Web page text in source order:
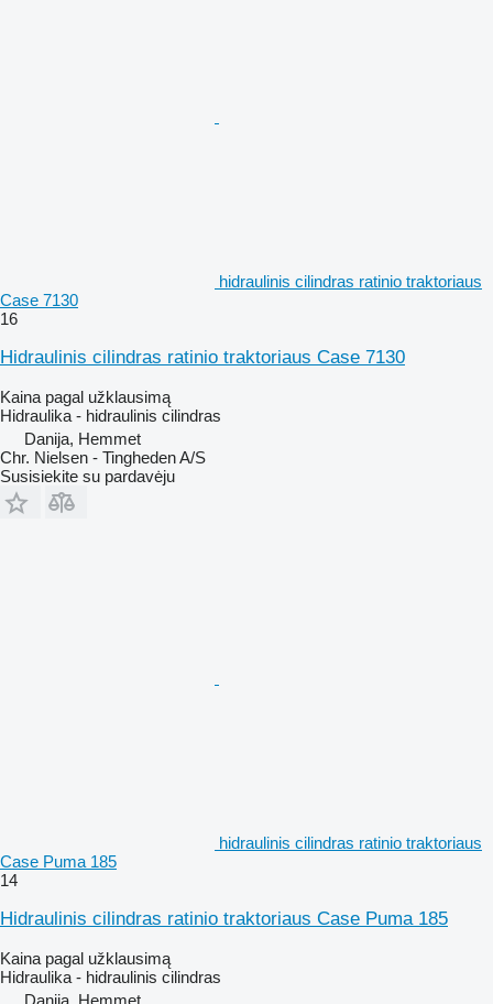
hidraulinis cilindras ratinio traktoriaus
Case 7130
16
Hidraulinis cilindras ratinio traktoriaus Case 7130
Kaina pagal užklausimą
Hidraulika - hidraulinis cilindras
Danija, Hemmet
Chr. Nielsen - Tingheden A/S
Susisiekite su pardavėju
hidraulinis cilindras ratinio traktoriaus
Case Puma 185
14
Hidraulinis cilindras ratinio traktoriaus Case Puma 185
Kaina pagal užklausimą
Hidraulika - hidraulinis cilindras
Danija, Hemmet